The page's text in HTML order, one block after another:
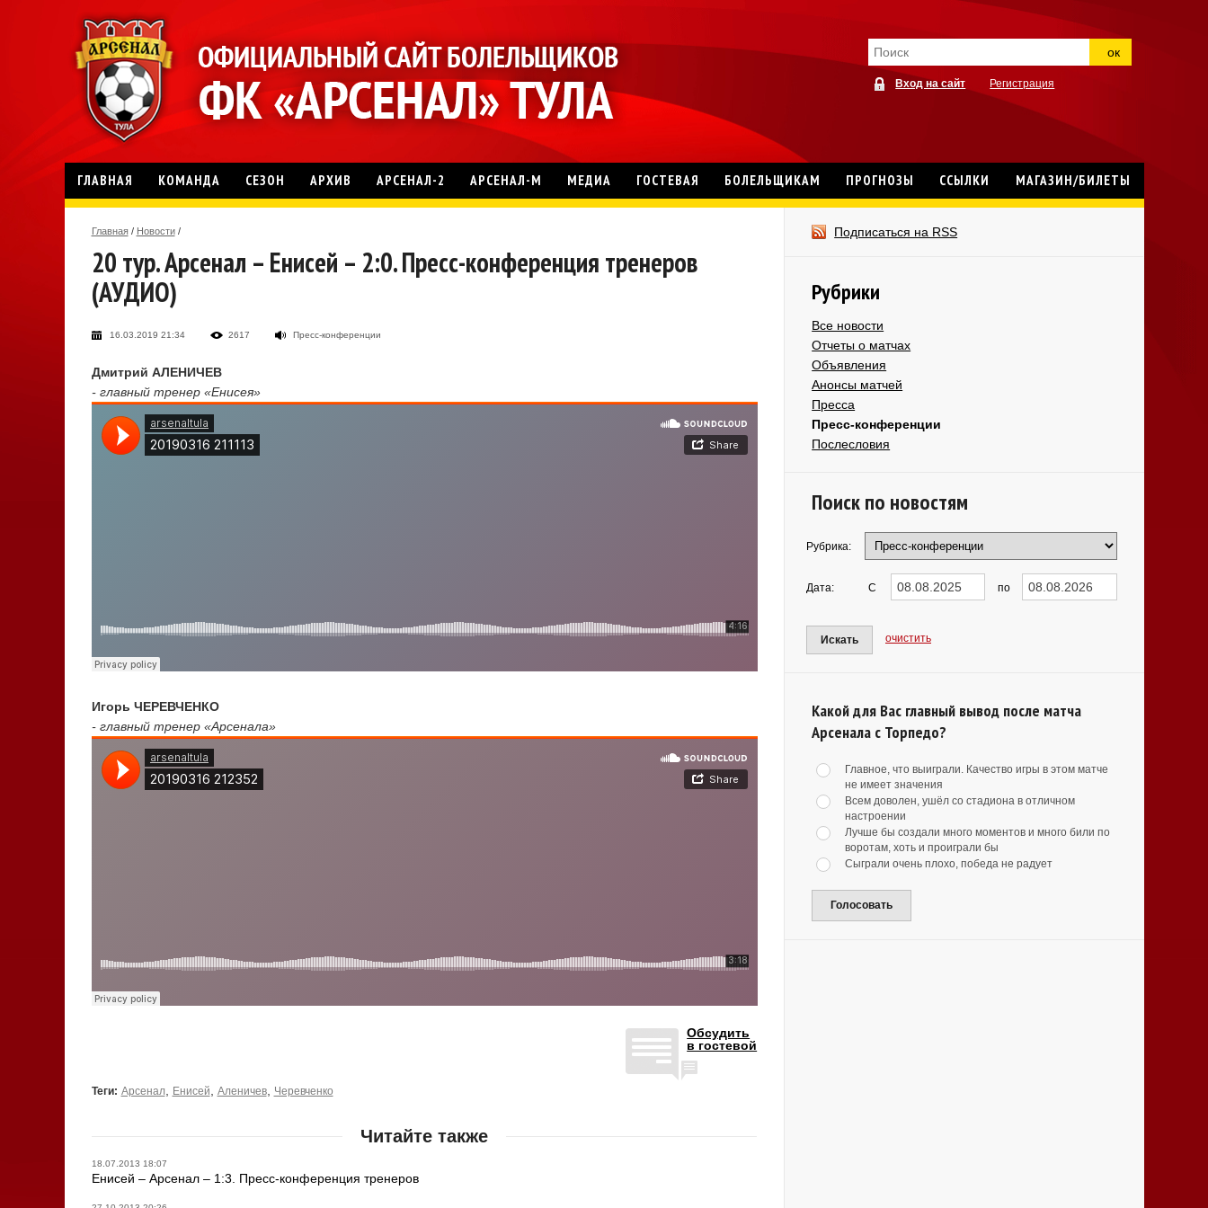
ок
Вход на сайт Регистрация
ГЛАВНАЯ КОМАНДА СЕЗОН АРХИВ АРСЕНАЛ-2 АРСЕНАЛ-М МЕДИА ГОСТЕВАЯ БОЛЕЛЬЩИКАМ ПРОГНОЗЫ ССЫЛКИ МАГАЗИН/БИЛЕТЫ
Главная / Новости /
20 тур. Арсенал – Енисей – 2:0. Пресс-конференция тренеров
(АУДИО)
16.03.2019 21:34 2617 Пресс-конференции
Дмитрий АЛЕНИЧЕВ
- главный тренер «Енисея»
Игорь ЧЕРЕВЧЕНКО
- главный тренер «Арсенала»
Обсудить
в гостевой
Теги: Арсенал, Енисей, Аленичев, Черевченко
Читайте также
18.07.2013 18:07
Енисей – Арсенал – 1:3. Пресс-конференция тренеров
Подписаться на RSS
Рубрики
Все новости
Отчеты о матчах
Объявления
Анонсы матчей
Пресса
Пресс-конференции
Послесловия
Поиск по новостям
Рубрика:
Дата: С по
Искать очистить
Какой для Вас главный вывод после матча
Арсенала с Торпедо?
Главное, что выиграли. Качество игры в этом матче
не имеет значения
Всем доволен, ушёл со стадиона в отличном
настроении
Лучше бы создали много моментов и много били по
воротам, хоть и проиграли бы
Сыграли очень плохо, победа не радует
Голосовать